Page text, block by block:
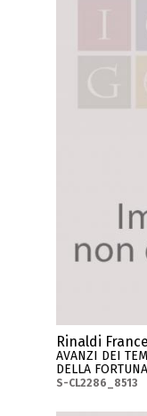
Rinaldi
AVANZI DEI
DELLA FORTUNA
S-CL2286_8513